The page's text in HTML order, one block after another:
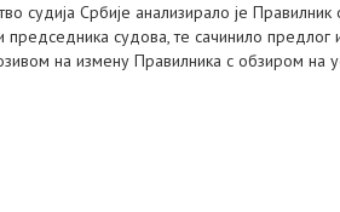
судија Србије анализирало је
судова, те сачинило предлог
на измену Правилника с обзиром на